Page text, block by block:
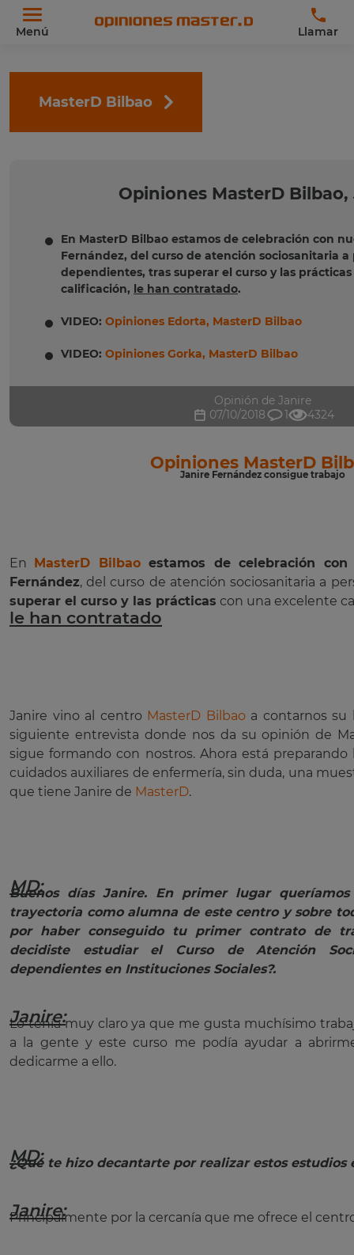
Menú Llamar
MasterD Bilbao
Opiniones MasterD Bilbao,
En MasterD Bilbao estamos de celebración con
Fernández, del curso de atención sociosanitaria a
dependientes, tras superar el curso y las
calificación, le han contratado.
VIDEO: Opiniones Edorta, MasterD Bilbao
VIDEO: Opiniones Gorka, MasterD Bilbao
Opinión de Janire
07/10/2018
1 4324
Opiniones MasterD
Janire Fernández consigue trabajo
En MasterD Bilbaoestamos de celebración con
Fernández, del curso de atención sociosanitaria a
superar el curso y las prácticas con una excelente
le han contratado
.
Janire vino al centro MasterD Bilbaoa contarnos su
siguiente entrevista donde nos da su opinión de
sigue formando con nostros. Ahora está
cuidados auxiliares de enfermería, sin duda, una
que tiene Janire de MasterD.
MD:
Buenos días Janire. En primer lugar
trayectoria como alumna de este centro y sobre
por haber conseguido tu primer contrato de
decidiste estudiar el Curso de Atención
dependientes en Instituciones Sociales?.
Janire:
Lo tenía muy claro ya que me gusta muchísimo
a la gente y este curso me podía ayudar a
dedicarme a ello.
MD:
¿Qué te hizo decantarte por realizar estos estudios
Janire:
Principalmente por la cercanía que me ofrece el